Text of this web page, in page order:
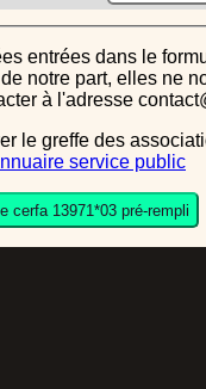
notre part, elles ne
à l'adresse
service public
cerfa 13971*03 pré-rempli